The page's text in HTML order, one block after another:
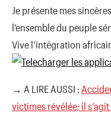
Je présente mes
l’ensemble du peuple
Vive l’intégration
→ A LIRE AUSSI :
victimes révélée; il